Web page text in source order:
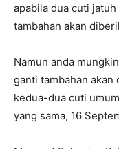
apabila dua cuti
tambahan akan
Namun anda
ganti tambahan
kedua-dua cuti
yang sama, 16